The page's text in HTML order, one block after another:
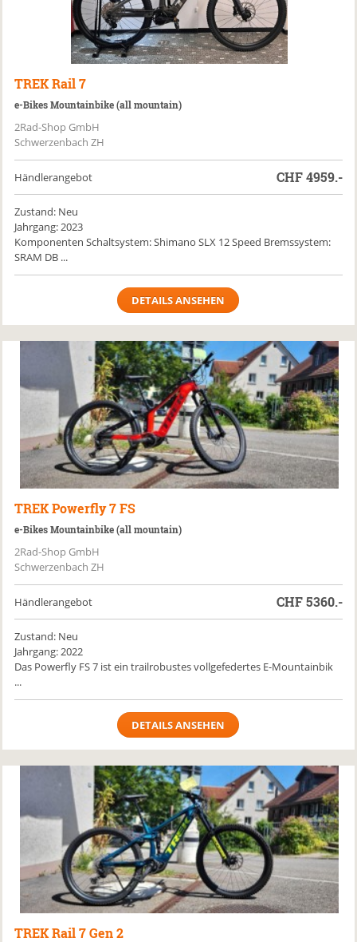
TREK Rail 7
e-Bikes Mountainbike (all mountain)
2Rad-Shop GmbH
Schwerzenbach ZH
Händlerangebot CHF4959.-
Zustand: Neu
Jahrgang: 2023
Komponenten Schaltsystem: Shimano SLX 12 Speed Bremssystem:
SRAM DB ...
DETAILS ANSEHEN
TREK Powerfly 7 FS
e-Bikes Mountainbike (all mountain)
2Rad-Shop GmbH
Schwerzenbach ZH
Händlerangebot CHF5360.-
Zustand: Neu
Jahrgang: 2022
Das Powerfly FS 7 ist ein trailrobustes vollgefedertes E-Mountainbik
...
DETAILS ANSEHEN
TREK Rail 7 Gen 2